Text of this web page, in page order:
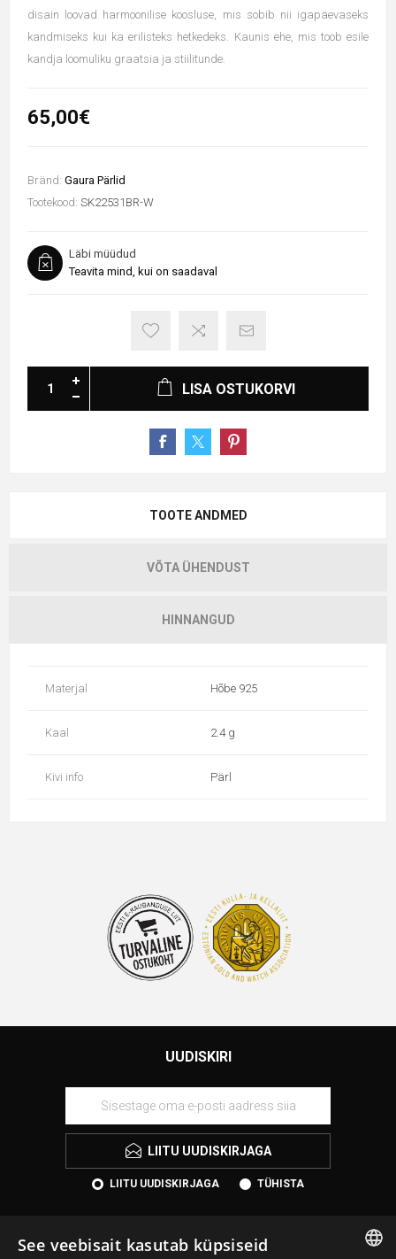
disain loovad harmoonilise koosluse, mis sobib nii igapäevaseks
kandmiseks kui ka erilisteks hetkedeks. Kaunis ehe, mis toob esile
kandja loomuliku graatsia ja stiilitunde.
65,00€
Bränd: Gaura Pärlid
Tootekood: SK22531BR-W
Läbi müüdud
Teavita mind, kui on saadaval
LISA OSTUKORVI
TOOTE ANDMED
VÕTA ÜHENDUST
HINNANGUD
Materjal Hõbe 925
Kaal 2.4 g
Kivi info Pärl
UUDISKIRI
LIITU UUDISKIRJAGA
LIITU UUDISKIRJAGA TÜHISTA
See veebisait kasutab küpsiseid